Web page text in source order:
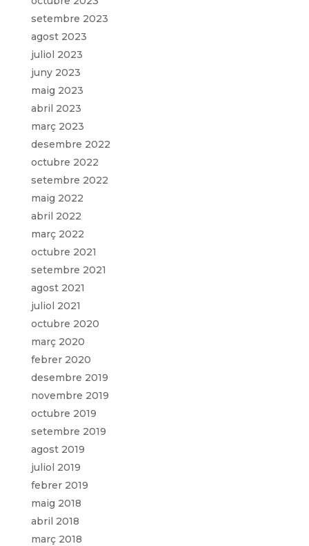
setembre 2023
agost 2023
juliol 2023
juny 2023
maig 2023
abril 2023
març 2023
desembre 2022
octubre 2022
setembre 2022
maig 2022
abril 2022
març 2022
octubre 2021
setembre 2021
agost 2021
juliol 2021
octubre 2020
març 2020
febrer 2020
desembre 2019
novembre 2019
octubre 2019
setembre 2019
agost 2019
juliol 2019
febrer 2019
maig 2018
abril 2018
març 2018